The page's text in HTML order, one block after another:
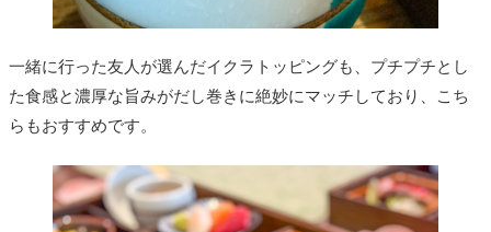
一緒に行った友人が選んだイクラトッピングも、プチプチとし
た食感と濃厚な旨みがだし巻きに絶妙にマッチしており、こち
らもおすすめです。